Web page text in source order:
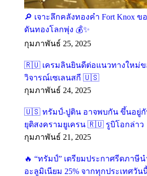
🔎 เจาะลึกคลังทองคำ Fort Knox
ดันทองโลกพุ่ง 💰✨
กุมภาพันธ์ 25, 2025
🇷🇺 เครมลินยินดีต่อแนวทางใหม่ข
วิจารณ์เซเลนสกี 🇺🇸
กุมภาพันธ์ 24, 2025
🇺🇸 ทรัมป์-ปูติน อาจพบกัน ขึ้นอยู่กั
ยุติสงครามยูเครน 🇷🇺 รูบิโอกล่าว
กุมภาพันธ์ 21, 2025
🔥 “ทรัมป์” เตรียมประกาศรีดภาษีน
อะลูมิเนียม 25% จากทุกประเทศวั